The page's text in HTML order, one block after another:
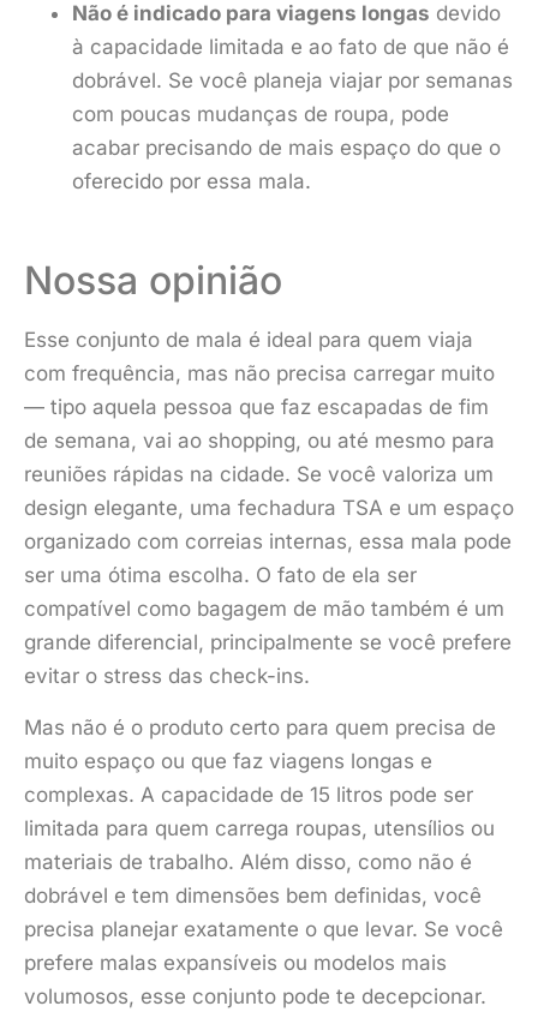
Não é indicado para viagens longas devido
à capacidade limitada e ao fato de que não é
dobrável. Se você planeja viajar por semanas
com poucas mudanças de roupa, pode
acabar precisando de mais espaço do que o
oferecido por essa mala.
Nossa opinião
Esse conjunto de mala é ideal para quem viaja
com frequência, mas não precisa carregar muito
— tipo aquela pessoa que faz escapadas de fim
de semana, vai ao shopping, ou até mesmo para
reuniões rápidas na cidade. Se você valoriza um
design elegante, uma fechadura TSA e um espaço
organizado com correias internas, essa mala pode
ser uma ótima escolha. O fato de ela ser
compatível como bagagem de mão também é um
grande diferencial, principalmente se você prefere
evitar o stress das check-ins.
Mas não é o produto certo para quem precisa de
muito espaço ou que faz viagens longas e
complexas. A capacidade de 15 litros pode ser
limitada para quem carrega roupas, utensílios ou
materiais de trabalho. Além disso, como não é
dobrável e tem dimensões bem definidas, você
precisa planejar exatamente o que levar. Se você
prefere malas expansíveis ou modelos mais
volumosos, esse conjunto pode te decepcionar.